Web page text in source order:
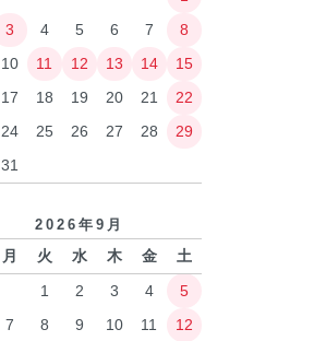
3 4 5 6 7
8
10 11 12 13 14
15
17 18 19 20 21
22
24 25 26 27 28
29
31
2026年9月
月 火 水 木 金
土
1
2 3 4
5
7 8 9 10 11
12